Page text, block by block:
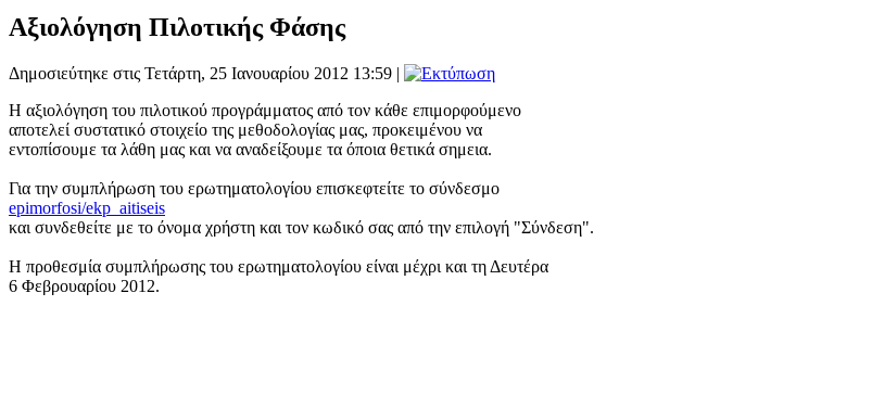
Αξιολόγηση Πιλοτικής Φάσης
Δημοσιεύτηκε στις Τετάρτη, 25 Ιανουαρίου 2012 13:59 |
Η αξιολόγηση του πιλοτικού προγράμματος από τον κάθε επιμορφούμενο
αποτελεί συστατικό στοιχείο της μεθοδολογίας μας, προκειμένου να
εντοπίσουμε τα λάθη μας και να αναδείξουμε τα όποια θετικά σημεια.
Για την συμπλήρωση του ερωτηματολογίου επισκεφτείτε το σύνδεσμο
epimorfosi/ekp_aitiseis
και συνδεθείτε με το όνομα χρήστη και τον κωδικό σας από την επιλογή "Σύνδεση".
Η προθεσμία συμπλήρωσης του ερωτηματολογίου είναι μέχρι και τη Δευτέρα
6 Φεβρουαρίου 2012.